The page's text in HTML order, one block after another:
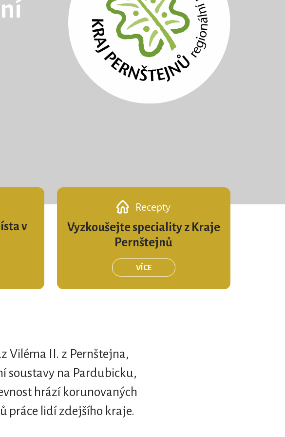
v
Recepty
Vyzkoušejte speciality z Kraje
Pernštejnů
VÍCE
Viléma II. z Pernštejna,
soustavy na Pardubicku,
hrází korunovaných
práce lidí zdejšího kraje.